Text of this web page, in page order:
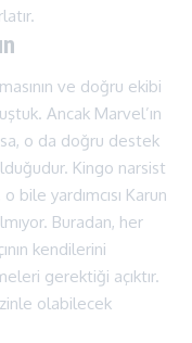
ve doğru ekibi
Ancak Marvel’ın
o da doğru destek
Kingo narsist
bile yardımcısı Karun
Buradan, her
kendilerini
gerektiği açıktır.
olabilecek